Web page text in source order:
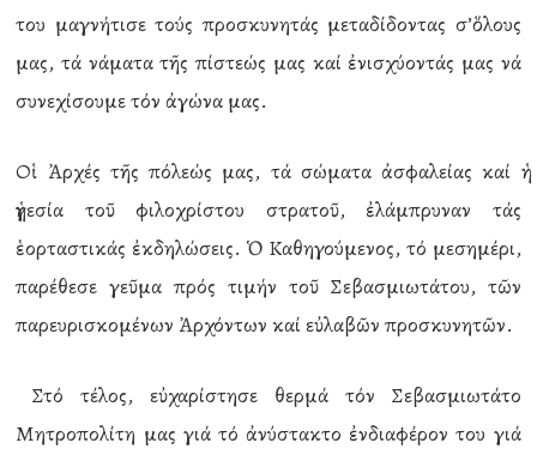
του μαγνήτισε τούς προσκυνητάς μεταδίδοντας σ’ὅλους
μας, τά νάματα τῆς πίστεώς μας καί ἐνισχύοντάς μας νά
συνεχίσουμε τόν ἀγώνα μας.
Οἱ Ἀρχές τῆς πόλεώς μας, τά σώματα ἀσφαλείας καί ἡ
ἡγεσία τοῦ φιλοχρίστου στρατοῦ, ἐλάμπρυναν τάς
ἑορταστικάς ἐκδηλώσεις. Ὁ Καθηγούμενος, τό μεσημέρι,
παρέθεσε γεῦμα πρός τιμήν τοῦ Σεβασμιωτάτου, τῶν
παρευρισκομένων Ἀρχόντων καί εὐλαβῶν προσκυνητῶν.
Στό τέλος, εὐχαρίστησε θερμά τόν Σεβασμιωτάτο
Μητροπολίτη μας γιά τό ἀνύστακτο ἐνδιαφέρον του γιά